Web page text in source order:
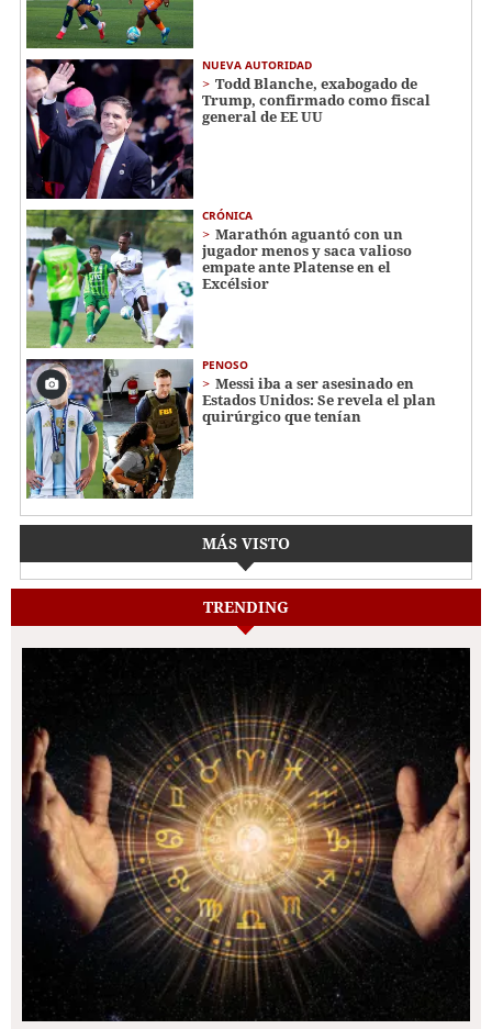
NUEVA AUTORIDAD
Todd Blanche, exabogado de
Trump, confirmado como fiscal
general de EE UU
CRÓNICA
Marathón aguantó con un
jugador menos y saca valioso
empate ante Platense en el
Excélsior
PENOSO
Messi iba a ser asesinado en
Estados Unidos: Se revela el plan
quirúrgico que tenían
MÁS VISTO
TRENDING